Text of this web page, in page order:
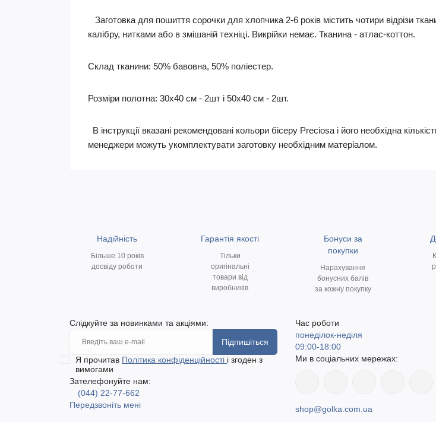
Заготовка для пошиття сорочки для хлопчика 2-6 років містить чотири відрізи
калібру, нитками або в змішаній техніці. Викрійки немає. Тканина - атлас-коттон.
Склад тканини: 50% бавовна, 50% поліестер.
Розміри полотна: 30х40 см - 2шт і 50х40 см - 2шт.
В інструкції вказані рекомендовані кольори бісеру Preciosa і його необхідна
менеджери можуть укомплектувати заготовку необхідним матеріалом.
Надійність
Більше 10 років
досвіду роботи
Гарантія якості
Тільки
оригінальні
товари від
виробників
Бонуси за
покупки
Нарахування
бонусних балів
за кожну покупку
Слідкуйте за новинками та акціями:
Підпишіться
Я прочитав Політика конфіденційності і згоден з
вимогами
Зателефонуйте нам:
(044) 22-77-662
Передзвоніть мені
Час роботи
понеділок-неділя
09:00-18:00
Ми в соціальних мережах:
shop@golka.com.ua